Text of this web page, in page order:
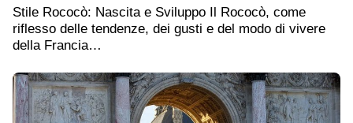
Stile Rococò: Nascita e Sviluppo Il Rococò, come
riflesso delle tendenze, dei gusti e del modo di vivere
della Francia…